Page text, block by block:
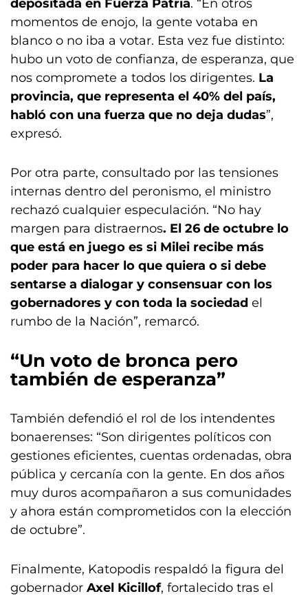
depositada en Fuerza Patria. “En otros
momentos de enojo, la gente votaba en
blanco o no iba a votar. Esta vez fue distinto:
hubo un voto de confianza, de esperanza, que
nos compromete a todos los dirigentes. La
provincia, que representa el 40% del país,
habló con una fuerza que no deja dudas”,
expresó.
Por otra parte, consultado por las tensiones
internas dentro del peronismo, el ministro
rechazó cualquier especulación. “No hay
margen para distraernos. El 26 de octubre lo
que está en juego es si Milei recibe más
poder para hacer lo que quiera o si debe
sentarse a dialogar y consensuar con los
gobernadores y con toda la sociedad el
rumbo de la Nación”, remarcó.
“Un voto de bronca pero
también de esperanza”
También defendió el rol de los intendentes
bonaerenses: “Son dirigentes políticos con
gestiones eficientes, cuentas ordenadas, obra
pública y cercanía con la gente. En dos años
muy duros acompañaron a sus comunidades
y ahora están comprometidos con la elección
de octubre”.
Finalmente, Katopodis respaldó la figura del
gobernador Axel Kicillof, fortalecido tras el